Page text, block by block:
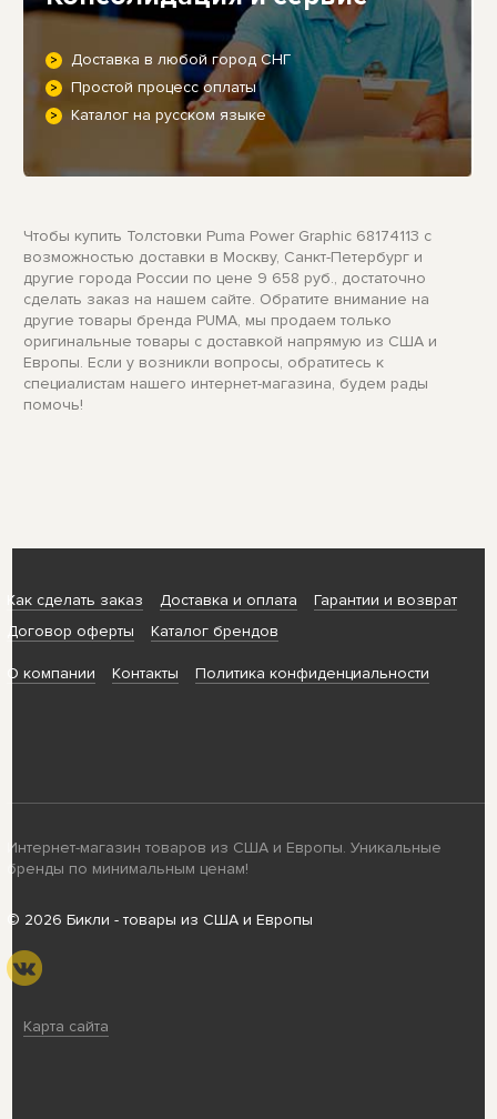
Доставка в любой город СНГ
Простой процесс оплаты
Каталог на русском языке
Чтобы купить Толстовки Puma Power Graphic 68174113 с
возможностью доставки в Москву, Санкт-Петербург и
другие города России по цене 9 658 руб., достаточно
сделать заказ на нашем сайте. Обратите внимание на
другие товары бренда PUMA, мы продаем только
оригинальные товары с доставкой напрямую из США и
Европы. Если у возникли вопросы, обратитесь к
специалистам нашего интернет-магазина, будем рады
помочь!
Как сделать заказ Доставка и оплата
Гарантии и возврат
Договор оферты
Каталог брендов
О компании Контакты Политика конфиденциальности
Интернет-магазин товаров из США и Европы. Уникальные
бренды по минимальным ценам!
© 2026 Бикли - товары из США и Европы
Карта сайта